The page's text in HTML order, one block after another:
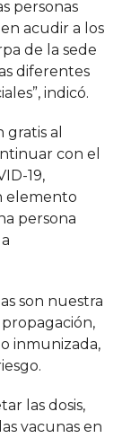
personas
acudir a los
de la sede
diferentes
indicó.
gratis al
con el
19,
elemento
persona
son nuestra
inmunizada,
las dosis,
vacunas en